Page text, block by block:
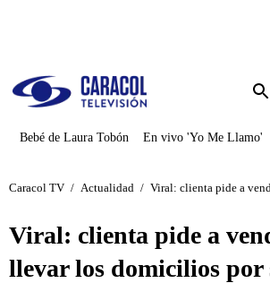
Bebé de Laura Tobón En vivo 'Yo Me Llamo'
Caracol TV / Actualidad / Viral: clienta pide a
Viral: clienta pide a
llevar los domicilios por